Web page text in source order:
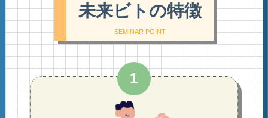
未来ビトの特徴
SEMINAR POINT
1